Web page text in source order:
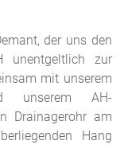
der uns den
unentgeltlich zur
mit unserem
unserem AH-
Drainagerohr am
Hang